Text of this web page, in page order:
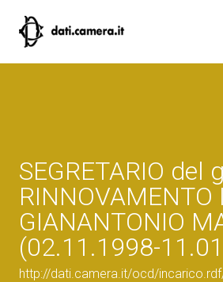
SEGRETARIO del
RINNOVAMENTO
GIANANTONIO
(02.11.1998-
http://dati.camera.it/ocd/